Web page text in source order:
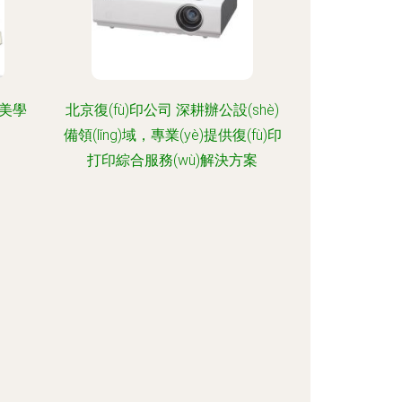
學
北京復(fù)印公司 深耕辦公設(shè)
備領(lǐng)域，專業(yè)提供復(fù)印
打印綜合服務(wù)解決方案